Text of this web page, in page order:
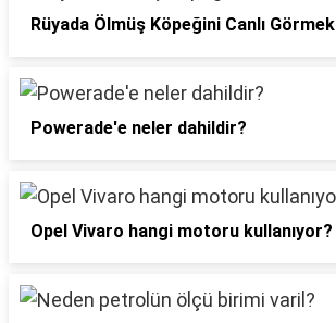
Rüyada Ölmüş Köpeğini Canlı Görmek
Powerade'e neler dahildir?
Opel Vivaro hangi motoru kullanıyor?